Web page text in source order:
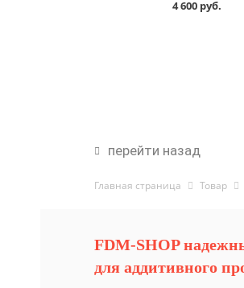
4 600 руб.
перейти назад
Главная страница Товар
FDM-SHOP
для аддитивного